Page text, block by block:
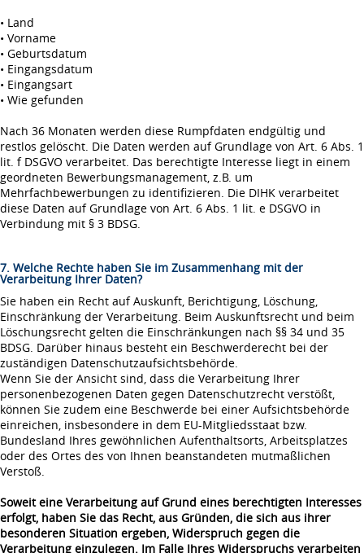
• Land
• Vorname
• Geburtsdatum
• Eingangsdatum
• Eingangsart
• Wie gefunden
Nach 36 Monaten werden diese Rumpfdaten endgültig und
restlos gelöscht. Die Daten werden auf Grundlage von Art. 6 Abs. 1
lit. f DSGVO verarbeitet. Das berechtigte Interesse liegt in einem
geordneten Bewerbungsmanagement, z.B. um
Mehrfachbewerbungen zu identifizieren. Die DIHK verarbeitet
diese Daten auf Grundlage von Art. 6 Abs. 1 lit. e DSGVO in
Verbindung mit § 3 BDSG.
7. Welche Rechte haben Sie im Zusammenhang mit der
Verarbeitung Ihrer Daten?
Sie haben ein Recht auf Auskunft, Berichtigung, Löschung,
Einschränkung der Verarbeitung. Beim Auskunftsrecht und beim
Löschungsrecht gelten die Einschränkungen nach §§ 34 und 35
BDSG. Darüber hinaus besteht ein Beschwerderecht bei der
zuständigen Datenschutzaufsichtsbehörde.
Wenn Sie der Ansicht sind, dass die Verarbeitung Ihrer
personenbezogenen Daten gegen Datenschutzrecht verstößt,
können Sie zudem eine Beschwerde bei einer Aufsichtsbehörde
einreichen, insbesondere in dem EU-Mitgliedsstaat bzw.
Bundesland Ihres gewöhnlichen Aufenthaltsorts, Arbeitsplatzes
oder des Ortes des von Ihnen beanstandeten mutmaßlichen
Verstoß.
Soweit eine Verarbeitung auf Grund eines berechtigten Interesses
erfolgt, haben Sie das Recht, aus Gründen, die sich aus ihrer
besonderen Situation ergeben, Widerspruch gegen die
Verarbeitung einzulegen. Im Falle Ihres Widerspruchs verarbeiten